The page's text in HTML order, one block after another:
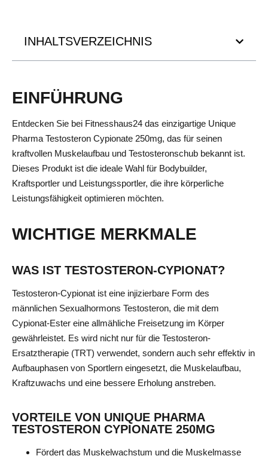
INHALTSVERZEICHNIS
EINFÜHRUNG
Entdecken Sie bei Fitnesshaus24 das einzigartige Unique
Pharma Testosteron Cypionate 250mg, das für seinen
kraftvollen Muskelaufbau und Testosteronschub bekannt ist.
Dieses Produkt ist die ideale Wahl für Bodybuilder,
Kraftsportler und Leistungssportler, die ihre körperliche
Leistungsfähigkeit optimieren möchten.
WICHTIGE MERKMALE
WAS IST TESTOSTERON-CYPIONAT?
Testosteron-Cypionat ist eine injizierbare Form des
männlichen Sexualhormons Testosteron, die mit dem
Cypionat-Ester eine allmähliche Freisetzung im Körper
gewährleistet. Es wird nicht nur für die Testosteron-
Ersatztherapie (TRT) verwendet, sondern auch sehr effektiv in
Aufbauphasen von Sportlern eingesetzt, die Muskelaufbau,
Kraftzuwachs und eine bessere Erholung anstreben.
VORTEILE VON UNIQUE PHARMA
TESTOSTERON CYPIONATE 250MG
Fördert das Muskelwachstum und die Muskelmasse